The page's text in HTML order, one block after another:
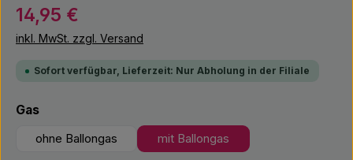
Regulärer Preis:
14,95 €
inkl. MwSt. zzgl. Versand
Sofort verfügbar, Lieferzeit: Nur Abholung in der Filiale
Gasauswählen
ohne Ballongas mit Ballongas